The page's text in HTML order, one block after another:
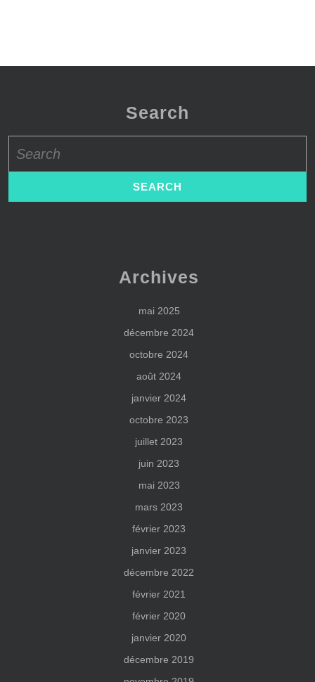
Search
for:
Archives
mai 2025
décembre 2024
octobre 2024
août 2024
janvier 2024
octobre 2023
juillet 2023
juin 2023
mai 2023
mars 2023
février 2023
janvier 2023
décembre 2022
février 2021
février 2020
janvier 2020
décembre 2019